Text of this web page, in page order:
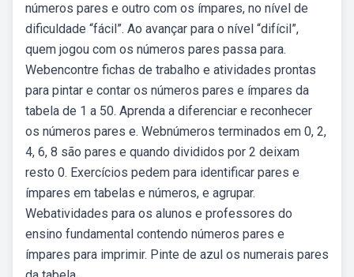
números pares e outro com os ímpares, no nível de
dificuldade “fácil”. Ao avançar para o nível “difícil”,
quem jogou com os números pares passa para.
Webencontre fichas de trabalho e atividades prontas
para pintar e contar os números pares e ímpares da
tabela de 1 a 50. Aprenda a diferenciar e reconhecer
os números pares e. Webnúmeros terminados em 0, 2,
4, 6, 8 são pares e quando divididos por 2 deixam
resto 0. Exercícios pedem para identificar pares e
ímpares em tabelas e números, e agrupar.
Webatividades para os alunos e professores do
ensino fundamental contendo números pares e
ímpares para imprimir. Pinte de azul os numerais pares